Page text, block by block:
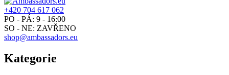
+420 704 617 062
PO - PÁ: 9 - 16:00
SO - NE: ZAVŘENO
shop@ambassadors.eu
Kategorie